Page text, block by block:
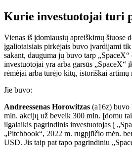
Kurie investuotojai turi
Vienas iš įdomiausių apreiškimų šiuose
įgaliotaisiais pirkėjais buvo įvardijami
sakant, dauguma jų buvo tarp
investuotojai yra arba garsūs „SpaceX“
rėmėjai arba turėjo kitų, istoriškai artimų
Jie buvo:
Andreessenas Horowitzas (a16z) buvo
mln. akcijų už beveik 300 mln. Įdomu
ilgalaikis pagrindinis investuotojas į
„Pitchbook“, 2022 m. rugpjūčio mėn.
USD. Jis taip pat tapo pagrindiniu